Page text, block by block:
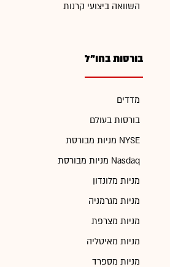
השוואה ביצועי קרנות
בורסות בחו"ל
מדדים
בורסות בעולם
מניות מבורסת NYSE
מניות מבורסת Nasdaq
מניות מלונדון
מניות מגרמניה
מניות מצרפת
מניות מאיטליה
מניות מספרד